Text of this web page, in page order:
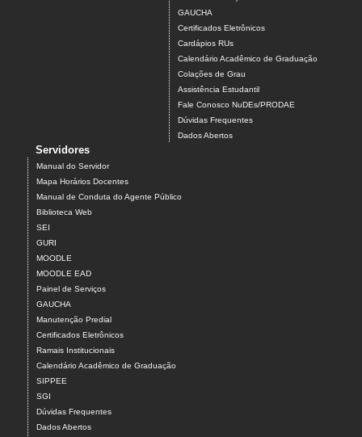
GAUCHA
Certificados Eletrônicos
Cardápios RUs
Calendário Acadêmico de Graduação
Colações de Grau
Assistência Estudantil
Fale Conosco NuDEs/PRODAE
Dúvidas Frequentes
Dados Abertos
Servidores
Manual do Servidor
Mapa Horários Docentes
Manual de Conduta do Agente Público
Biblioteca Web
SEI
GURI
MOODLE
MOODLE EAD
Painel de Serviços
GAUCHA
Manutenção Predial
Certificados Eletrônicos
Ramais Institucionais
Calendário Acadêmico de Graduação
SIPPEE
SGI
Dúvidas Frequentes
Dados Abertos